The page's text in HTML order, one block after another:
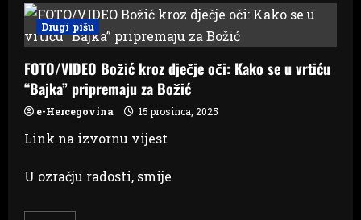
Posušani
skupili
2500
KM
humanitarnoj
tomboli
Drugi pišu
FOTO/VIDEO Božić kroz dječje oči: Kako se u vrtiću
“Bajka” pripremaju za Božić
e-Hercegovina 15 prosinca, 2025
Link na izvornu vijest
U ozračju radosti, smije